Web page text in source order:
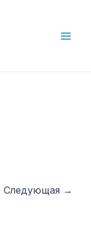
Следующая →